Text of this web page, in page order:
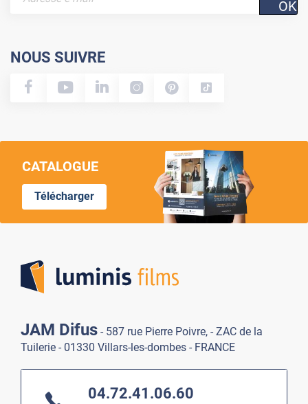
OK
NOUS SUIVRE
CATALOGUE
Télécharger
JAM Difus - 587 rue Pierre Poivre, - ZAC de la
Tuilerie - 01330 Villars-les-dombes - FRANCE
04.72.41.06.60